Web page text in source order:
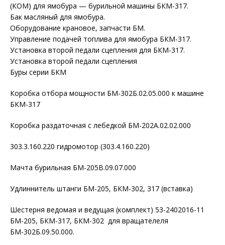
(КОМ) для ямобура — бурильной машины БКМ-317.
Бак масляный для ямобура.
Оборудование крановое, запчасти БМ.
Управление подачей топлива для ямобура БКМ-317.
Установка второй педали сцепления для БКМ-317.
Установка второй педали сцепления
Буры серии БКМ
Коробка отбора мощности БМ-302Б.02.05.000 к машине
БКМ-317
Коробка раздаточная с лебедкой БМ-202А.02.02.000
303.3.160.220 гидромотор (303.4.160.220)
Мачта бурильная БМ-205В.09.07.000
Удлиннитель штанги БМ-205, БКМ-302, 317 (вставка)
Шестерня ведомая и ведущая (комплект) 53-2402016-11
БМ-205, БКМ-317, БКМ-302 для вращателеля
БМ-302Б.09.50.000.